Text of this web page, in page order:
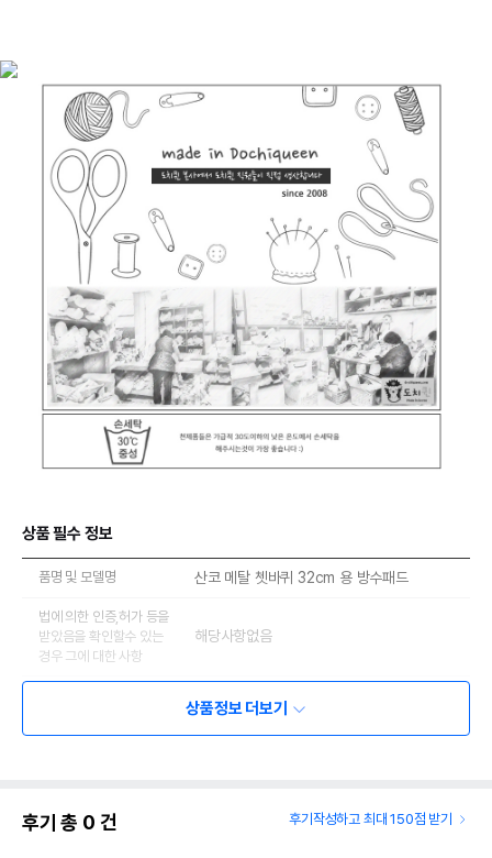
상품 필수 정보
품명 및 모델명 산코 메탈 쳇바퀴 32cm 용 방수패드
법에 의한 인증,허가 등을
받았음을 확인할수 있는
경우 그에 대한 사항
해당사항없음
제조자,수입품의 경우
또는 소비자상담 관련
전화번호
어바웃펫//1644-9601
상품정보 더보기
후기 총 0 건 후기작성하고 최대 150점 받기